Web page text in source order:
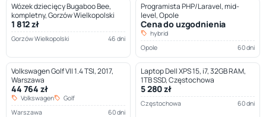
Wózek dziecięcy Bugaboo Bee,
kompletny, Gorzów Wielkopolski
1 812 zł
Gorzów Wielkopolski 46 dni
Programista PHP/Laravel, mid-
level, Opole
Cena do uzgodnienia
hybrid
Opole
60 dni
Volkswagen Golf VII 1.4 TSI, 2017,
Warszawa
44 764 zł
Volkswagen
Golf
Warszawa
60 dni
Laptop Dell XPS 15, i7, 32GB RAM,
1TB SSD, Częstochowa
5 280 zł
Częstochowa 60 dni